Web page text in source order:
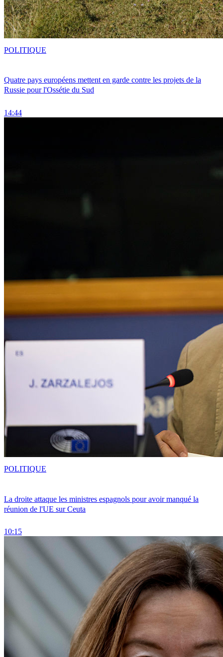
Quatre pays européens mettent en garde contre les projets de la
Russie pour l'Ossétie du Sud
14:44
POLITIQUE
La droite attaque les ministres espagnols pour avoir manqué la
réunion de l'UE sur Ceuta
10:15
POLITIQUE